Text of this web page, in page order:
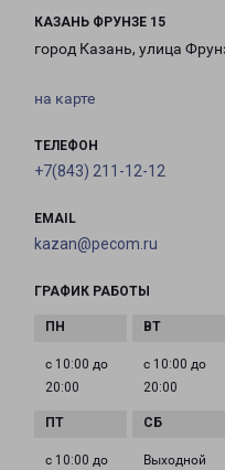
КАЗАНЬ ФРУНЗЕ 15
город Казань, улица
на карте
ТЕЛЕФОН
+7(843) 211-12-12
EMAIL
kazan@pecom.ru
ГРАФИК РАБОТЫ
с 10:00 до
20:00
с 10:00 до
20:00
с 10:00 до
Выходной